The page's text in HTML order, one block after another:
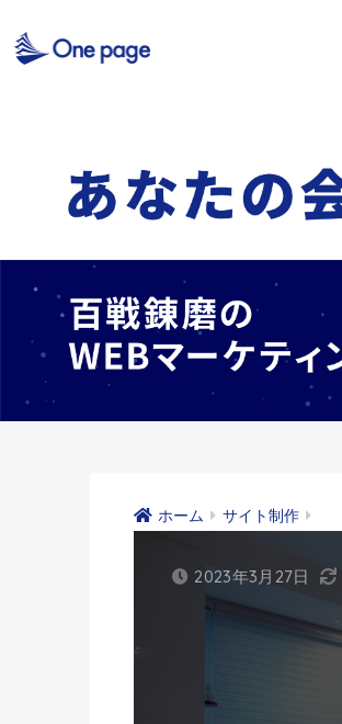
ホーム サイト制作
2023年3月27日